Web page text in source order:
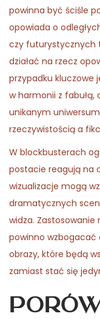
powinna być ściśle
opowiada o
czy futurystycznych
działać na rzecz
przypadku kluczowe
w harmonii z fabułą,
unikanym
rzeczywistością a
W blockbusterach
postacie reagują na
wizualizacje mogą
dramatycznych
widza.
powinno wzbogacać
obrazy, które będą
zamiast stać się